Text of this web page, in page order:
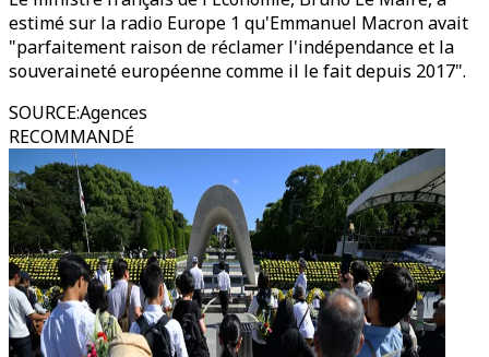
estimé sur la radio Europe 1 qu'Emmanuel Macron avait
"parfaitement raison de réclamer l'indépendance et la
souveraineté européenne comme il le fait depuis 2017".
SOURCE:Agences
RECOMMANDÉ